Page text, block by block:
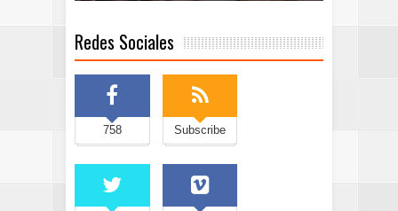
Redes Sociales
758 Subscribe